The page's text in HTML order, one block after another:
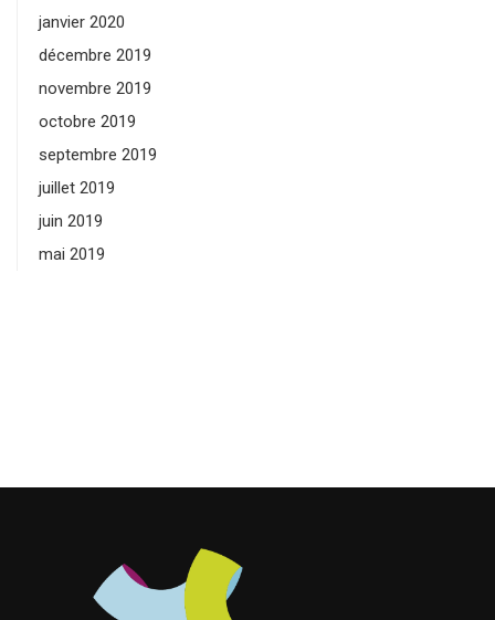
janvier 2020
décembre 2019
novembre 2019
octobre 2019
septembre 2019
juillet 2019
juin 2019
mai 2019